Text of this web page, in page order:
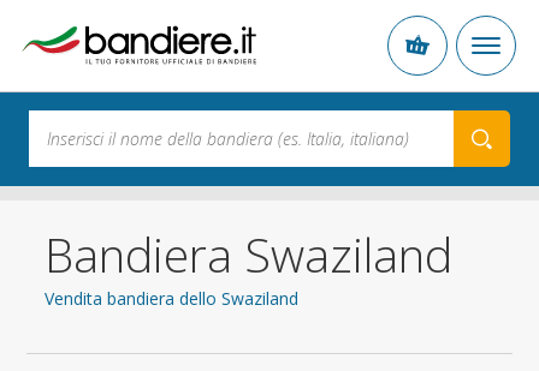
Bandiera Swaziland
Vendita bandiera dello Swaziland